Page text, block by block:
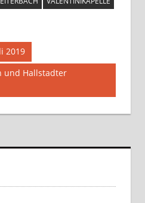
2019
und Hallstadter